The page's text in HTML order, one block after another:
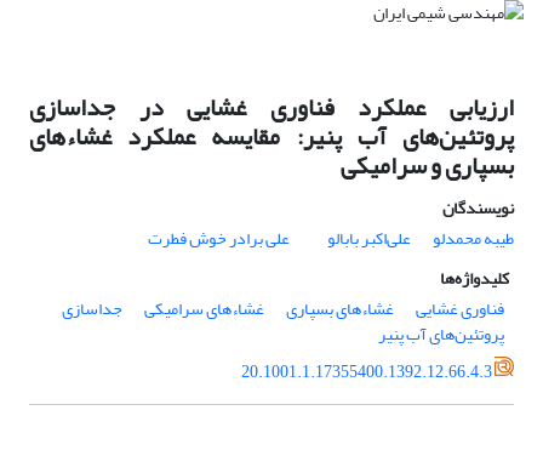
ارزیابی عملکرد فناوری غشایی در جداسازی
پروتئین‌های آب پنیر: مقایسه عملکرد غشاءهای
بسپاری و سرامیکی
نویسندگان
طیبه محمدلو
علی‌اکبر بابالو
علی برادر خوش فطرت
کلیدواژه‌ها
فناوری غشایی
غشاءهای بسپاری غشاءهای سرامیکی جداسازی
پروتئین‌های آب‌ پنیر
20.1001.1.17355400.1392.12.66.4.3